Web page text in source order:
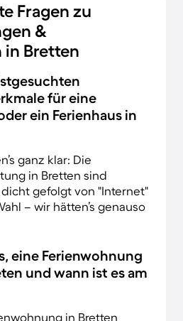
Fragen zu
&
in Bretten
für eine
ein Ferienhaus in
ganz klar: Die
in Bretten sind
gefolgt von "Internet"
– wir hätten’s genauso
eine Ferienwohnung
und wann ist es am
in Bretten